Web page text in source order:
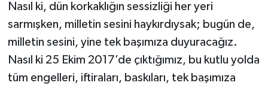
Nasıl ki, dün korkaklığın sessizliği her yeri
sarmışken, milletin sesini haykırdıysak; bugün de,
milletin sesini, yine tek başımıza duyuracağız.
Nasıl ki 25 Ekim 2017’de çıktığımız, bu kutlu yolda
tüm engelleri, iftiraları, baskıları, tek başımıza